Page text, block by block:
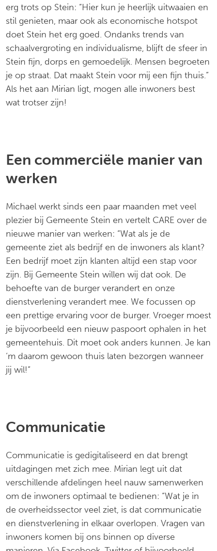
erg trots op Stein: “Hier kun je heerlijk uitwaaien en
stil genieten, maar ook als economische hotspot
doet Stein het erg goed. Ondanks trends van
schaalvergroting en individualisme, blijft de sfeer in
Stein fijn, dorps en gemoedelijk. Mensen begroeten
je op straat. Dat maakt Stein voor mij een fijn thuis.”
Als het aan Mirian ligt, mogen alle inwoners best
wat trotser zijn!
Een commerciële manier van
werken
Michael werkt sinds een paar maanden met veel
plezier bij Gemeente Stein en vertelt CARE over de
nieuwe manier van werken: “Wat als je de
gemeente ziet als bedrijf en de inwoners als klant?
Een bedrijf moet zijn klanten altijd een stap voor
zijn. Bij Gemeente Stein willen wij dat ook. De
behoefte van de burger verandert en onze
dienstverlening verandert mee. We focussen op
een prettige ervaring voor de burger. Vroeger moest
je bijvoorbeeld een nieuw paspoort ophalen in het
gemeentehuis. Dit moet ook anders kunnen. Je kan
‘m daarom gewoon thuis laten bezorgen wanneer
jij wil!”
Communicatie
Communicatie is gedigitaliseerd en dat brengt
uitdagingen met zich mee. Mirian legt uit dat
verschillende afdelingen heel nauw samenwerken
om de inwoners optimaal te bedienen: “Wat je in
de overheidssector veel ziet, is dat communicatie
en dienstverlening in elkaar overlopen. Vragen van
inwoners komen bij ons binnen op diverse